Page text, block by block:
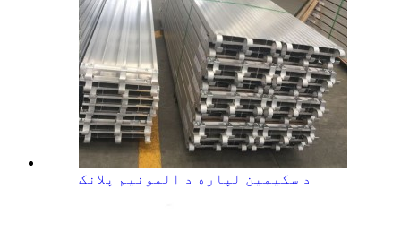
د سکیمین لپاره د المونیم پلانک